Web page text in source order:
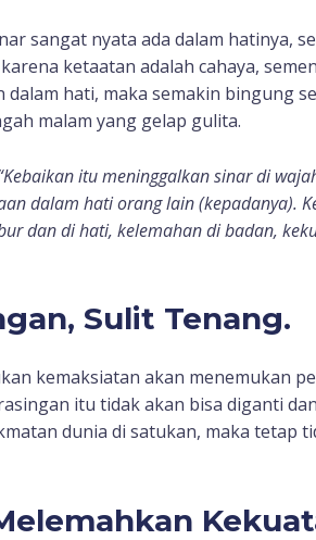
sangat nyata ada dalam hatinya,
ketaatan adalah cahaya,
dalam hati, maka semakin bingung
malam yang gelap gulita.
itu meninggalkan sinar di
dalam hati orang lain (kepadanya).
dan di hati, kelemahan di badan,
Sulit Tenang.
kemaksiatan akan menemukan
itu tidak akan bisa diganti
dunia di satukan, maka tetap